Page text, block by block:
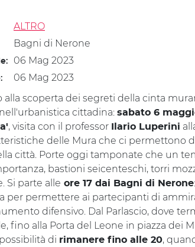
ALTRO
Bagni di Nerone
06 Mag 2023
06 Mag 2023
alla scoperta dei segreti della cinta
cittadina: sabato 6
, visita con il professor Ilario Luperini
delle Mura che ci permettono
città. Porte oggi tamponate che un
bastioni seicenteschi, torri
Si parte alle ore 17 dai Bagni di Nerone
per permettere ai partecipanti di
difensivo. Dal Parlascio, dove
fino alla Porta del Leone in piazza dei
di rimanere fino alle 20,